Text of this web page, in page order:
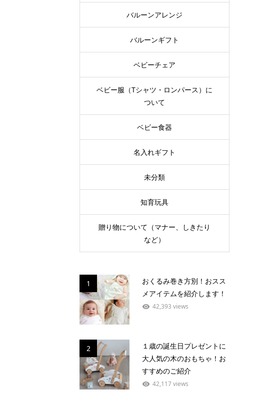
バルーンアレンジ
バルーンギフト
ベビーチェア
ベビー服（Tシャツ・ロンパース）に
ついて
ベビー食器
名入れギフト
未分類
知育玩具
贈り物について（マナー、しきたり
など）
1
おくるみ巻き方別！おスス
メアイテムを紹介します！
42,393 views
2
１歳の誕生日プレゼントに
大人気の木のおもちゃ！お
すすめのご紹介
42,117 views